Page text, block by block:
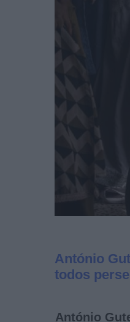
António
todos
António